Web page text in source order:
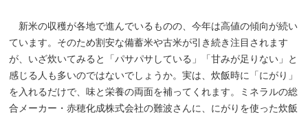
新米の収穫が各地で進んでいるものの、今年は高値の傾向が続い
ています。そのため割安な備蓄米や古米が引き続き注目されます
が、いざ炊いてみると「パサパサしている」「甘みが足りない」と
感じる人も多いのではないでしょうか。実は、炊飯時に「にがり」
を入れるだけで、味と栄養の両面を補ってくれます。ミネラルの総
合メーカー・赤穂化成株式会社の難波さんに、にがりを使った炊飯